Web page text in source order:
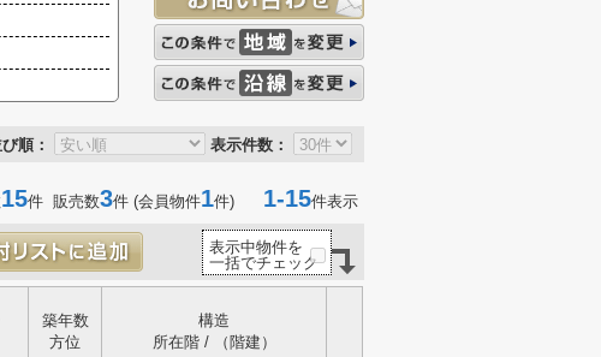
順： 表示件数：
15件 販売数3件 (会員物件1件) 1-15件表示
表示中物件を
一括でチェック
築年数
方位
構造
所在階 / （階建）